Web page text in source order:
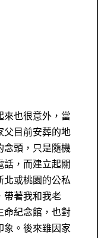
來也很意外，當
父目前安葬的地
念頭，只是隨機
話，而建立起關
北或桃園的公私
帶著我和我老
命紀念館，也對
象。後來雖因家